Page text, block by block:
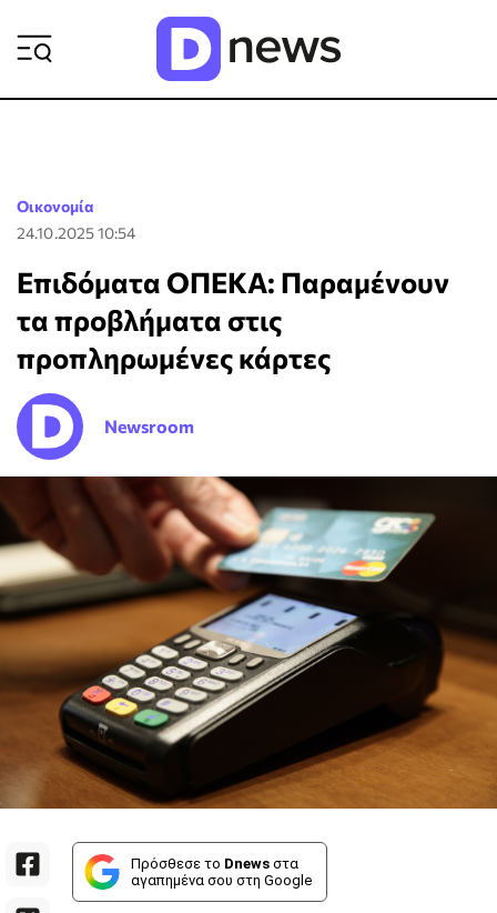
Οικονομία
24.10.2025 10:54
Επιδόματα ΟΠΕΚΑ: Παραμένουν
τα προβλήματα στις
προπληρωμένες κάρτες
Newsroom
Πρόσθεσε το Dnews στα
αγαπημένα σου στη Google